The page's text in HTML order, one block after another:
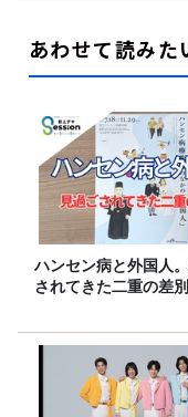
あわせて読みた
ハンセン病と外国人
されてきた二重の差別